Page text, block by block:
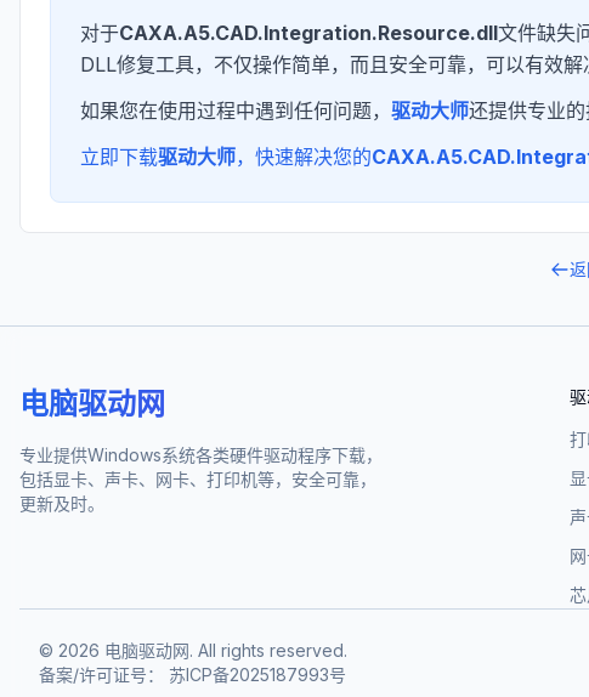
对于CAXA.A5.CAD.Integration.Resource.dll文件缺失
DLL修复工具，不仅操作简单，而且安全可靠，可以有效解
如果您在使用过程中遇到任何问题， 驱动大师还提供专业
立即下载驱动大师，快速解决您的
电脑驱动网
专业提供Windows系统各类硬件驱动程序下载，
包括显卡、声卡、网卡、打印机等，安全可靠，
更新及时。
© 2026 电脑驱动网. All rights reserved.
备案/许可证号：
苏ICP备2025187993号